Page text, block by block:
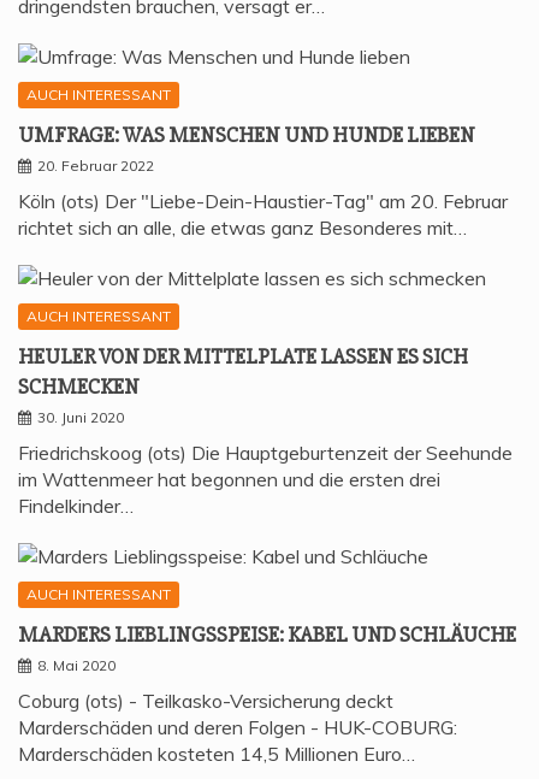
dringendsten brauchen, versagt er…
AUCH INTERESSANT
UMFRA­GE: WAS MEN­SCHEN UND HUN­DE LIEBEN
20. Februar 2022
Köln (ots) Der "Liebe-Dein-Haustier-Tag" am 20. Februar
richtet sich an alle, die etwas ganz Besonderes mit…
AUCH INTERESSANT
HEU­LER VON DER MIT­TEL­P­LA­TE LAS­SEN ES SICH
SCHMECKEN
30. Juni 2020
Friedrichskoog (ots) Die Hauptgeburtenzeit der Seehunde
im Wattenmeer hat begonnen und die ersten drei
Findelkinder…
AUCH INTERESSANT
MAR­DERS LIEB­LINGS­SPEI­SE: KABEL UND SCHLÄUCHE
8. Mai 2020
Coburg (ots) - Teilkasko-Versicherung deckt
Marderschäden und deren Folgen - HUK-COBURG:
Marderschäden kosteten 14,5 Millionen Euro…